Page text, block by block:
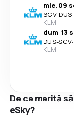
mie. 09
SCV-DUS·
KLM
dum. 13
DUS-SCV·
KLM
De ce merită
eSky?